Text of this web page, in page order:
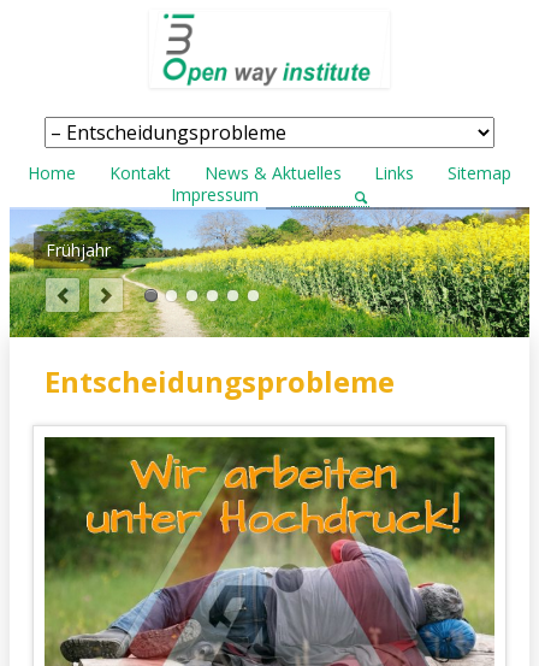
Navigation
überspringen
Navigation
Home Kontakt News & Aktuelles Links
Sitemap
Impressum
Frühjahr
Entscheidungsprobleme